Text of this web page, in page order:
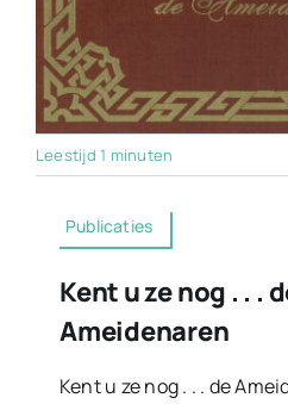
Leestijd 1 minuten
Publicaties
Kent u ze nog . . .
Ameidenaren
Kent u ze nog . . . de